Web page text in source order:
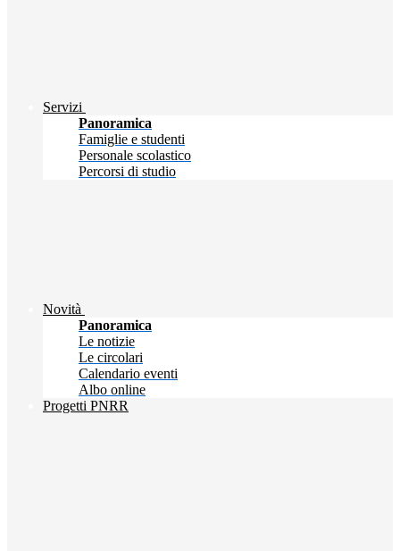
Servizi
Panoramica
Famiglie e studenti
Personale scolastico
Percorsi di studio
Novità
Panoramica
Le notizie
Le circolari
Calendario eventi
Albo online
Progetti PNRR